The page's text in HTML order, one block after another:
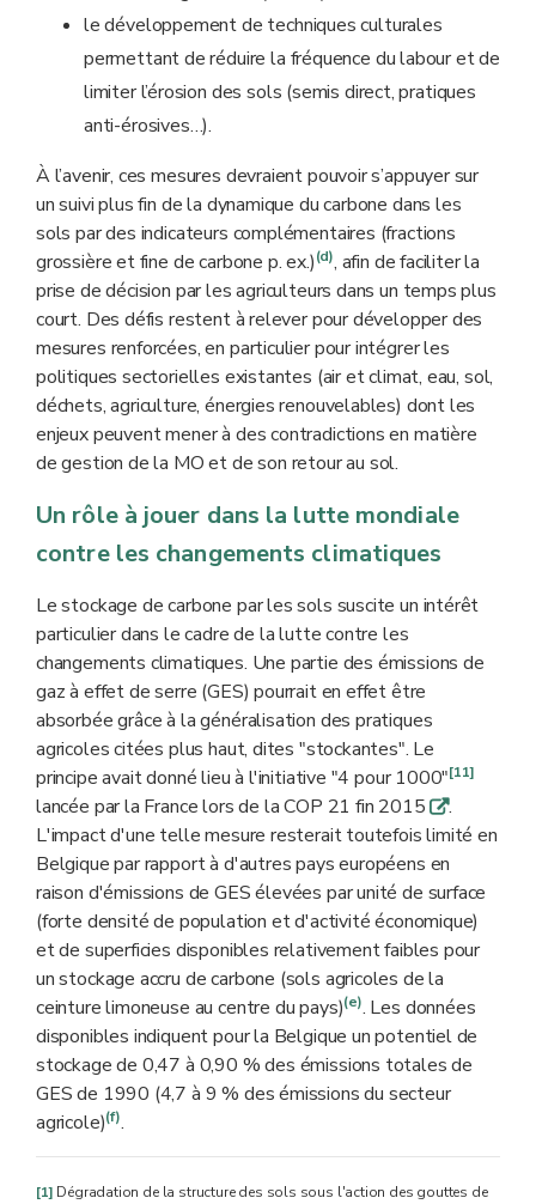
le développement de techniques culturales
permettant de réduire la fréquence du labour et de
limiter l’érosion des sols (semis direct, pratiques
anti-érosives…).
À l’avenir, ces mesures devraient pouvoir s’appuyer sur
un suivi plus fin de la dynamique du carbone dans les
sols par des indicateurs complémentaires (fractions
grossière et fine de carbone p. ex.)(d), afin de faciliter la
prise de décision par les agriculteurs dans un temps plus
court. Des défis restent à relever pour développer des
mesures renforcées, en particulier pour intégrer les
politiques sectorielles existantes (air et climat, eau, sol,
déchets, agriculture, énergies renouvelables) dont les
enjeux peuvent mener à des contradictions en matière
de gestion de la MO et de son retour au sol.
Un rôle à jouer dans la lutte mondiale
contre les changements climatiques
Le stockage de carbone par les sols suscite un intérêt
particulier dans le cadre de la lutte contre les
changements climatiques. Une partie des émissions de
gaz à effet de serre (GES) pourrait en effet être
absorbée grâce à la généralisation des pratiques
agricoles citées plus haut, dites "stockantes". Le
principe avait donné lieu à l'initiative "4 pour 1000"[11]
lancée par la France lors de la COP 21 fin 2015q.
L'impact d'une telle mesure resterait toutefois limité en
Belgique par rapport à d'autres pays européens en
raison d'émissions de GES élevées par unité de surface
(forte densité de population et d'activité économique)
et de superficies disponibles relativement faibles pour
un stockage accru de carbone (sols agricoles de la
ceinture limoneuse au centre du pays)(e). Les données
disponibles indiquent pour la Belgique un potentiel de
stockage de 0,47 à 0,90 % des émissions totales de
GES de 1990 (4,7 à 9 % des émissions du secteur
agricole)(f).
[1] Dégradation de la structure des sols sous l'action des gouttes de